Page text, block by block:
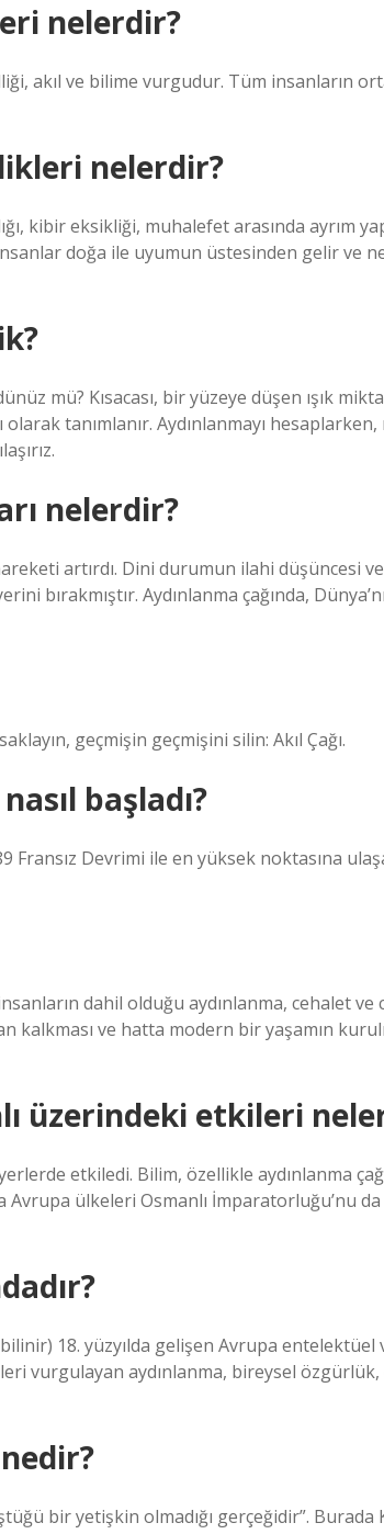
nelerdir?
akıl ve bilime vurgudur. Tüm insanların
nelerdir?
kibir eksikliği, muhalefet arasında ayrım
insanlar doğa ile uyumun üstesinden gelir ve
mü? Kısacası, bir yüzeye düşen ışık
tanımlanır. Aydınlanmayı hesaplarken,
nelerdir?
artırdı. Dini durumun ilahi düşüncesi ve
bırakmıştır. Aydınlanma çağında,
geçmişin geçmişini silin: Akıl Çağı.
başladı?
Fransız Devrimi ile en yüksek noktasına
dahil olduğu aydınlanma, cehalet ve
kalkması ve hatta modern bir yaşamın
üzerindeki etkileri
etkiledi. Bilim, özellikle aydınlanma
ülkeleri Osmanlı İmparatorluğu’nu
bilinir) 18. yüzyılda gelişen Avrupa
vurgulayan aydınlanma, bireysel
bir yetişkin olmadığı gerçeğidir”. Burada